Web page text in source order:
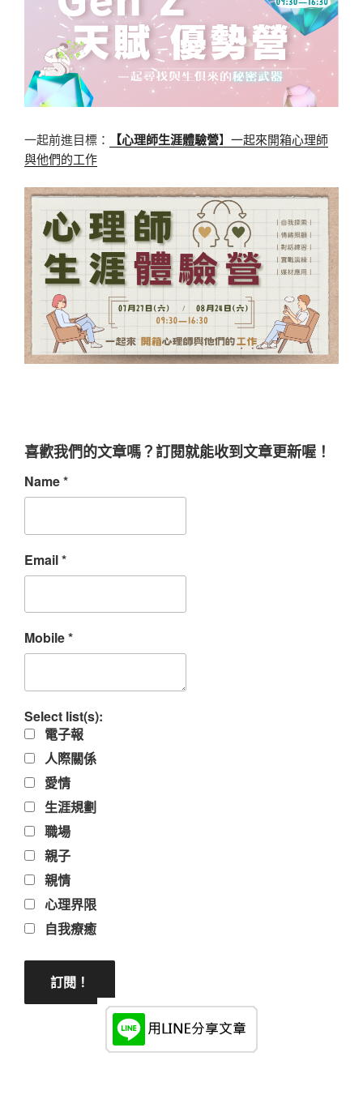
一起前進目標： 【心理師生涯體驗營】一起來開箱心理師
與他們的工作
喜歡我們的文章嗎？訂閱就能收到文章更新喔！
Name*
Email*
Mobile*
Select list(s):
電子報
人際關係
愛情
生涯規劃
職場
親子
親情
心理界限
自我療癒